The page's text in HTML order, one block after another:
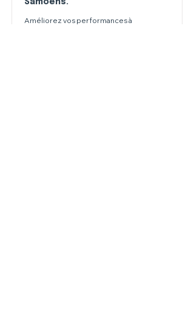
Samoëns.
Améliorez vos performances à